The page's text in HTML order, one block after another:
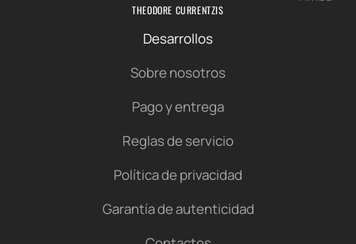
THEODORE CURRENTZIS
Desarrollos
Sobre nosotros
Pago y entrega
Reglas de servicio
Política de privacidad
Garantía de autenticidad